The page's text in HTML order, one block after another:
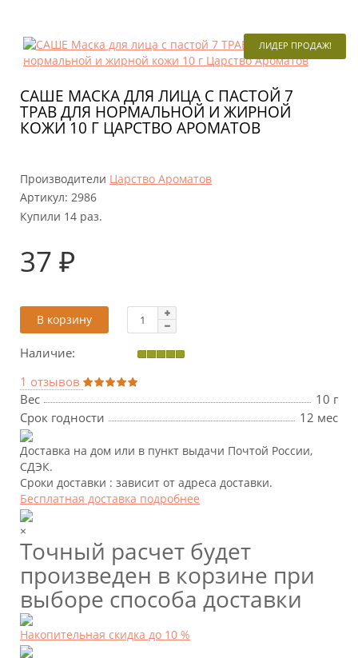
ЛИДЕР ПРОДАЖ!
САШЕ МАСКА ДЛЯ ЛИЦА С ПАСТОЙ 7
ТРАВ ДЛЯ НОРМАЛЬНОЙ И ЖИРНОЙ
КОЖИ 10 Г ЦАРСТВО АРОМАТОВ
Производители Царство Ароматов
Артикул: 2986
Купили 14 раз.
37 ₽
В корзину
Наличие:
1 отзывов
Вес
10 г
Срок годности
12 мес
Доставка на дом или в пункт выдачи Почтой России,
СДЭК.
Сроки доставки : зависит от адреса доставки.
Бесплатная доставка подробнее
×
Точный расчет будет
произведен в корзине при
выборе способа доставки
Накопительная скидка до 10 %